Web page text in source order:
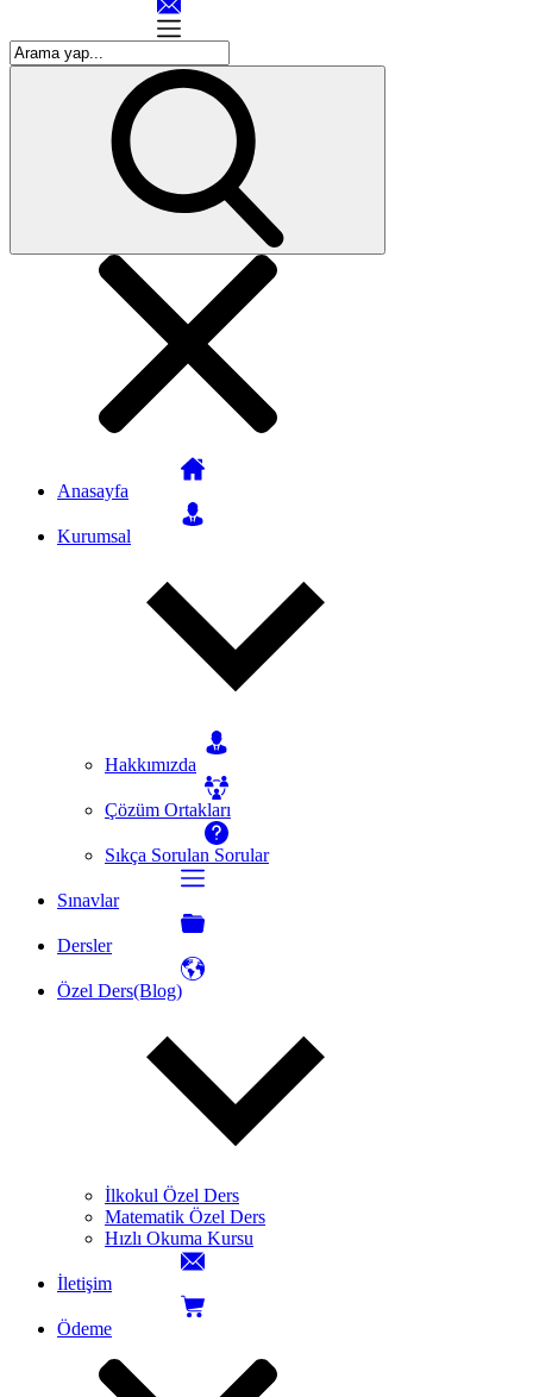
Anasayfa
Kurumsal
Hakkımızda
Çözüm Ortakları
Sıkça Sorulan Sorular
Sınavlar
Dersler
Özel Ders(Blog)
İlkokul Özel Ders
Matematik Özel Ders
Hızlı Okuma Kursu
İletişim
Ödeme